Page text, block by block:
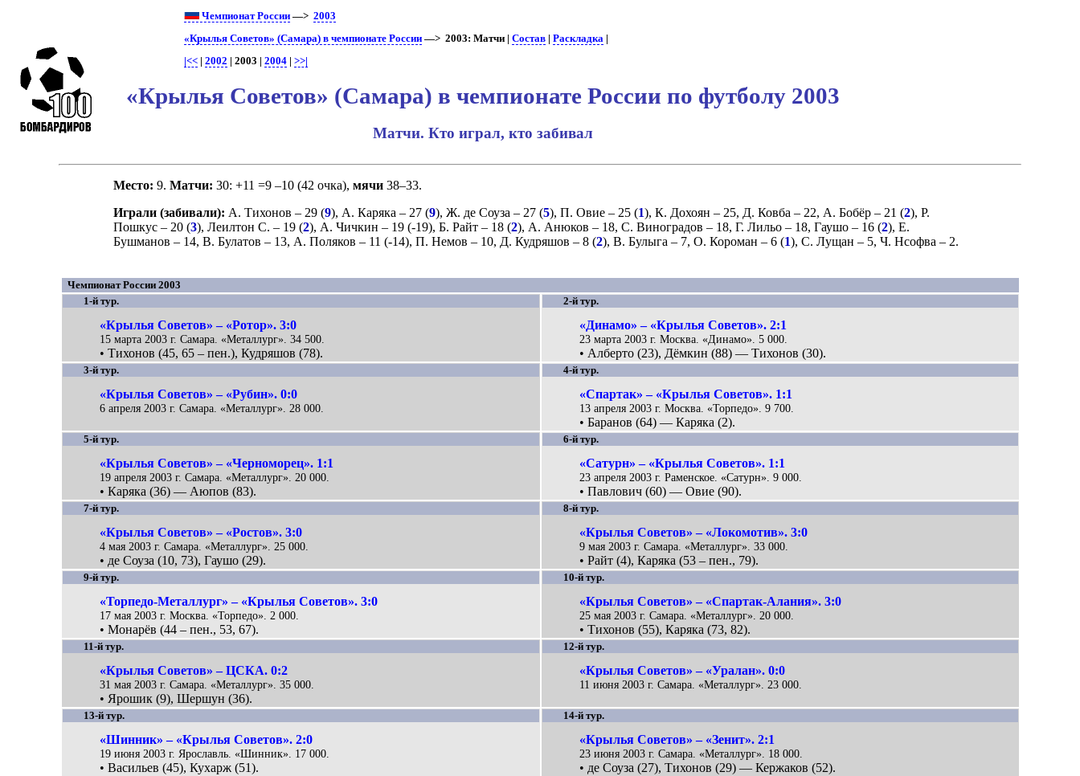
Чемпионат России—> 2003
«Крылья Советов» (Самара) в чемпионате России—> 2003: Матчи | Состав| Раскладка |
|<<| 2002 | 2003 | 2004| >>|
«Крылья Советов» (Самара) в чемпионате России по футболу 2003
Матчи. Кто играл, кто забивал
Место: 9. Матчи: 30: +11 =9 –10 (42 очка), мячи 38–33.
Играли (забивали): А. Тихонов – 29 (9), А. Каряка – 27 (9), Ж. де Соуза – 27 (5), П. Овие– 25 (1), К. Дохоян – 25, Д. Ковба – 22, А. Бобёр– 21 (2), Р.
Пошкус– 20 (3), Леилтон С. – 19 (2), А. Чичкин – 19 (-19), Б. Райт– 18 (2), А. Анюков – 18, С. Виноградов – 18, Г. Лильо– 18, Гаушо– 16 (2), Е.
Бушманов – 14, В. Булатов – 13, А. Поляков – 11 (-14), П. Немов – 10, Д. Кудряшов – 8 (2), В. Булыга – 7, О. Короман – 6 (1), С. Лущан – 5, Ч. Нсофва – 2.
Чемпионат России 2003
1-й тур.
«Крылья Советов» – «Ротор». 3:0
15 марта 2003 г. Самара. «Металлург». 34 500.
• Тихонов (45, 65 – пен.), Кудряшов (78).
2-й тур.
«Динамо» – «Крылья Советов». 2:1
23 марта 2003 г. Москва. «Динамо». 5 000.
• Алберто (23), Дёмкин (88) — Тихонов (30).
3-й тур.
«Крылья Советов» – «Рубин». 0:0
6 апреля 2003 г. Самара. «Металлург». 28 000.
4-й тур.
«Спартак» – «Крылья Советов». 1:1
13 апреля 2003 г. Москва. «Торпедо». 9 700.
• Баранов (64) — Каряка (2).
5-й тур.
«Крылья Советов» – «Черноморец». 1:1
19 апреля 2003 г. Самара. «Металлург». 20 000.
• Каряка (36) — Аюпов (83).
6-й тур.
«Сатурн» – «Крылья Советов». 1:1
23 апреля 2003 г. Раменское. «Сатурн». 9 000.
• Павлович (60) — Овие (90).
7-й тур.
«Крылья Советов» – «Ростов». 3:0
4 мая 2003 г. Самара. «Металлург». 25 000.
• де Соуза (10, 73), Гаушо (29).
8-й тур.
«Крылья Советов» – «Локомотив». 3:0
9 мая 2003 г. Самара. «Металлург». 33 000.
• Райт (4), Каряка (53 – пен., 79).
9-й тур.
«Торпедо-Металлург» – «Крылья Советов». 3:0
17 мая 2003 г. Москва. «Торпедо». 2 000.
• Монарёв (44 – пен., 53, 67).
10-й тур.
«Крылья Советов» – «Спартак-Алания». 3:0
25 мая 2003 г. Самара. «Металлург». 20 000.
• Тихонов (55), Каряка (73, 82).
11-й тур.
«Крылья Советов» – ЦСКА. 0:2
31 мая 2003 г. Самара. «Металлург». 35 000.
• Ярошик (9), Шершун (36).
12-й тур.
«Крылья Советов» – «Уралан». 0:0
11 июня 2003 г. Самара. «Металлург». 23 000.
13-й тур.
«Шинник» – «Крылья Советов». 2:0
19 июня 2003 г. Ярославль. «Шинник». 17 000.
• Васильев (45), Кухарж (51).
14-й тур.
«Крылья Советов» – «Зенит». 2:1
23 июня 2003 г. Самара. «Металлург». 18 000.
• де Соуза (27), Тихонов (29) — Кержаков (52).